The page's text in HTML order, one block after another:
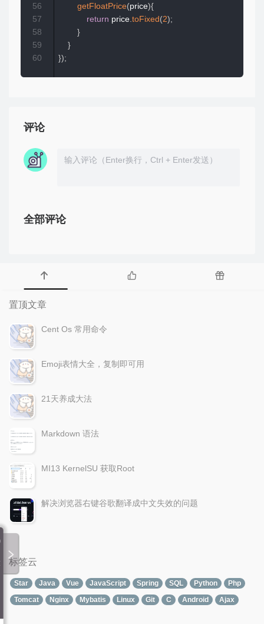
getFloatPrice(price){
return price.toFixed (2);
}
}
});
56
57
58
59
60
评论
全部评论
置顶文章
Cent Os 常用命令
Emoji表情大全，复制即可用
21天养成大法
Markdown 语法
MI13 KernelSU 获取Root
解决浏览器右键谷歌翻译成中文失效的问题
标签云
Star Java Vue JavaScript Spring SQL Python
Php
Tomcat
Nginx Mybatis Linux Git C Android Ajax
汪峰
勇敢的心 歌词关闭